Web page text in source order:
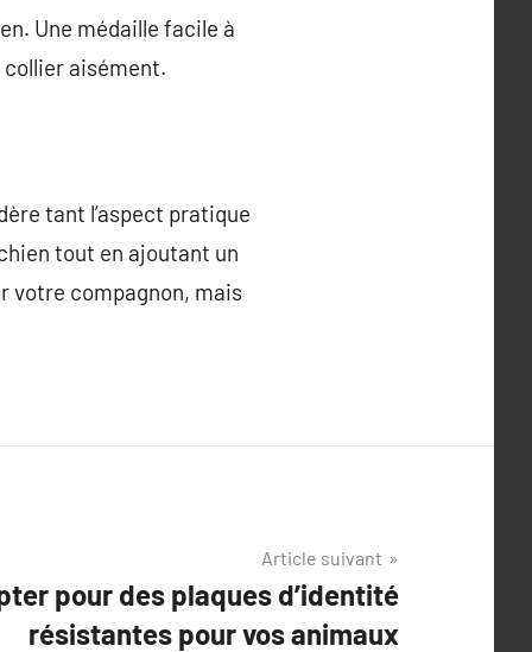
Une médaille facile à
aisément.
tant l’aspect pratique
tout en ajoutant un
votre compagnon, mais
Article suivant
pour des plaques d’identité
résistantes pour vos animaux